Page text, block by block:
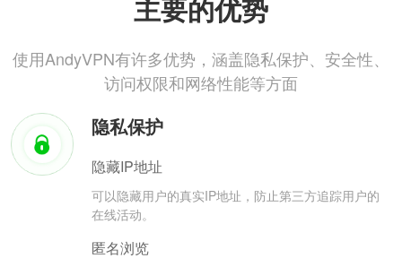
主要的优势
使用AndyVPN有许多优势，涵盖隐私保护、安全性、
访问权限和网络性能等方面
隐私保护
隐藏IP地址
可以隐藏用户的真实IP地址，防止第三方追踪用户的
在线活动。
匿名浏览